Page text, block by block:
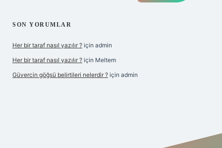
SON YORUMLAR
Her bir taraf nasıl yazılır ? için admin
Her bir taraf nasıl yazılır ? için Meltem
Güvercin göğsü belirtileri nelerdir ? için admin